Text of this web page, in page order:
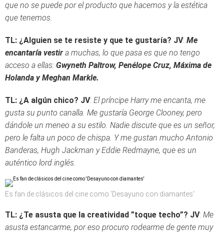
que no se puede por el producto que hacemos y la estética
que tenemos.
TL: ¿Alguien se te resiste y que te gustaría? JV: Me
encantaría vestir a muchas, lo que pasa es que no tengo
acceso a ellas: Gwyneth Paltrow, Penélope Cruz, Máxima de
Holanda y Meghan Markle.
TL: ¿A algún chico? JV: El príncipe Harry me encanta, me
gusta su punto canalla. Me gustaría George Clooney, pero
dándole un meneo a su estilo. Nadie discute que es un señor,
pero le falta un poco de chispa. Y me gustan mucho Antonio
Banderas, Hugh Jackman y Eddie Redmayne, que es un
auténtico lord inglés.
Es fan de clásicos del cine como 'Desayuno con diamantes'
TL: ¿Te asusta que la creatividad ”toque techo”? JV: Me
asusta estancarme, por eso procuro rodearme de gente muy